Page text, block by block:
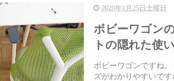
2020年1月25日土曜日
ボビーワゴン
トの隠れた使
ボビーワゴンですね。 3段はこうして見るとサイ
ズがわかりやすいで